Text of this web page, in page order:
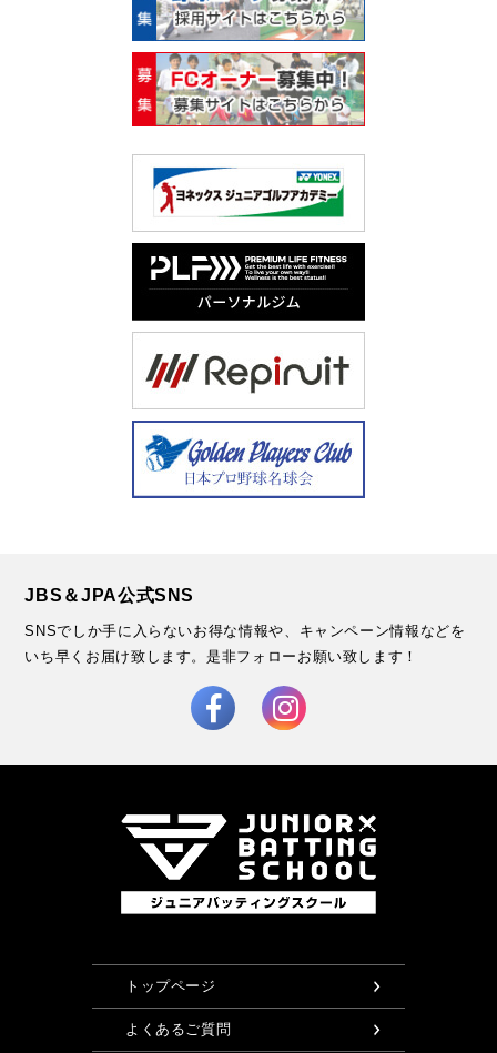
JBS＆JPA公式SNS
SNSでしか手に入らないお得な情報や、キャンペーン情報などを
いち早くお届け致します。是非フォローお願い致します！
トップページ
よくあるご質問